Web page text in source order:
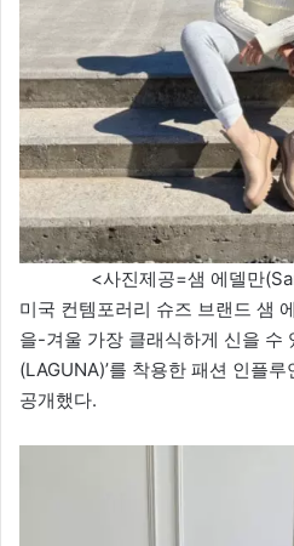
<사진제공=샘 에델만
미국 컨템포러리 슈즈 브랜드 샘
을-겨울 가장 클래식하게 신을 수
(LAGUNA)’를 착용한 패션 인플
공개했다.